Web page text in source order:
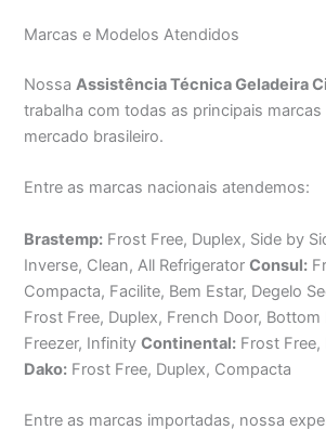
Marcas e Modelos Atendidos
NossaAssistência Técnica Geladeira
trabalha com todas as principais
mercado brasileiro.
Entre as marcas nacionais atendemos:
Brastemp: Frost Free, Duplex, Side by
Inverse, Clean, All RefrigeratorConsul:
Compacta, Facilite, Bem Estar, Degelo
Frost Free, Duplex, French Door, Bottom
Freezer, InfinityContinental: Frost Free,
Dako: Frost Free, Duplex, Compacta
Entre as marcas importadas, nossa